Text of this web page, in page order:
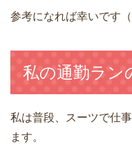
参考になれば幸いです
私の通勤ラン
私は普段、スーツで仕
ます。